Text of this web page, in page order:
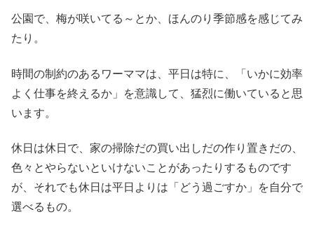
公園で、梅が咲いてる～とか、ほんのり季節感を感じてみ
たり。
時間の制約のあるワーママは、平日は特に、「いかに効率
よく仕事を終えるか」を意識して、猛烈に働いていると思
います。
休日は休日で、家の掃除だの買い出しだの作り置きだの、
色々とやらないといけないことがあったりするものです
が、それでも休日は平日よりは「どう過ごすか」を自分で
選べるもの。